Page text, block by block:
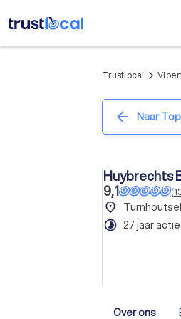
Trustlocal arrow_forward_ios
arrow_back Naar
Huybrechts
9,1
(
place
timelapse 27 jaar
Over ons